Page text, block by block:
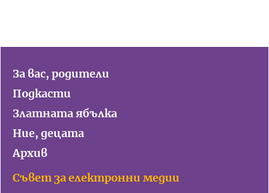
За вас, родители
Подкасти
Златната ябълка
Ние, децата
Архив
Съвет за електронни медии